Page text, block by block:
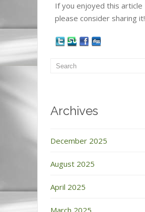
If you enjoyed this article
please consider sharing it!
Archives
December 2025
August 2025
April 2025